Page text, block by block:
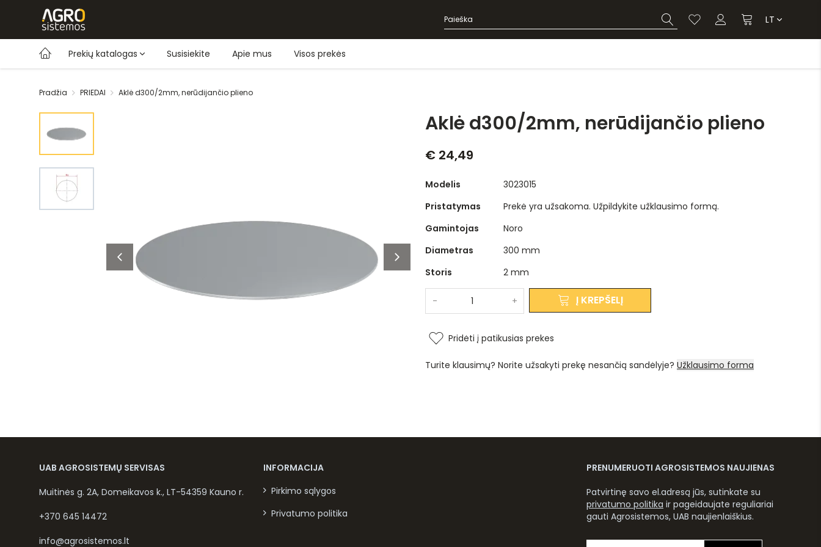
LT
Prekių katalogas Susisiekite Apie mus Visos prekės
Pradžia PRIEDAI Aklė d300/2mm, nerūdijančio plieno
Aklė d300/2mm, nerūdijančio plieno
€ 24,49
Modelis
3023015
Pristatymas
Prekė yra užsakoma. Užpildykite užklausimo formą.
Gamintojas
Noro
Diametras
300 mm
Storis
2 mm
- + Į KREPŠELĮ
Pridėti į patikusias prekes
Turite klausimų? Norite užsakyti prekę nesančią sandėlyje? Užklausimo forma
UAB AGROSISTEMŲ SERVISAS
Muitinės g. 2A, Domeikavos k., LT-54359 Kauno r.
+370 645 14472
info@agrosistemos.lt
INFORMACIJA
Pirkimo sąlygos
Privatumo politika
PRENUMERUOTI AGROSISTEMOS NAUJIENAS
Patvirtinę savo el.adresą jūs, sutinkate su
privatumo politika ir pageidaujate reguliariai
gauti Agrosistemos, UAB naujienlaiškius.